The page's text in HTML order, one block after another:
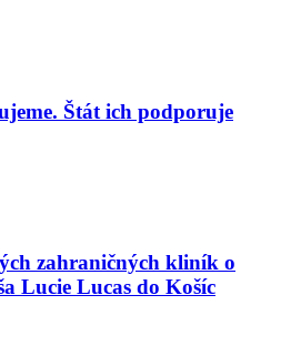
Štát ich podporuje
zahraničných kliník o
Lucie Lucas do Košíc